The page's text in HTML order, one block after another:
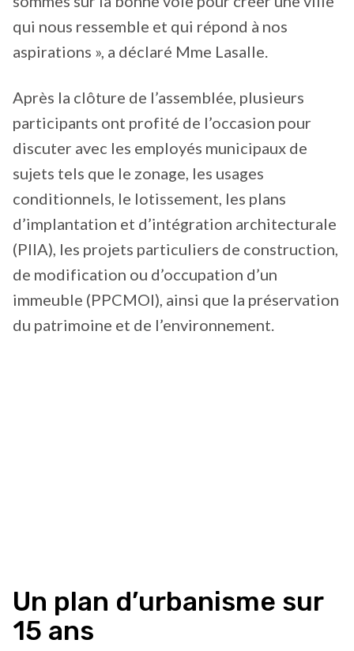
qui nous ressemble et qui répond à nos
aspirations », a déclaré Mme Lasalle.
Après la clôture de l’assemblée, plusieurs
participants ont profité de l’occasion pour
discuter avec les employés municipaux de
sujets tels que le zonage, les usages
conditionnels, le lotissement, les plans
d’implantation et d’intégration architecturale
(PIIA), les projets particuliers de construction,
de modification ou d’occupation d’un
immeuble (PPCMOI), ainsi que la préservation
du patrimoine et de l’environnement.
Un plan d’urbanisme sur
15 ans